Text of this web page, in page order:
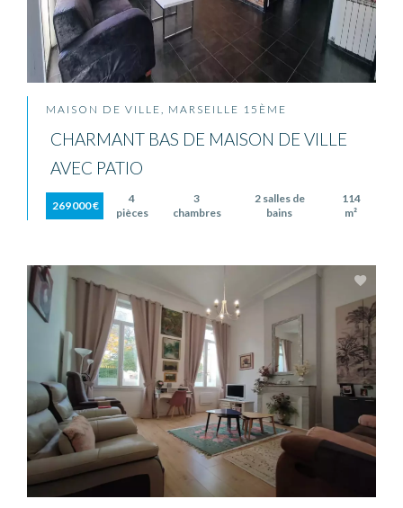
MAISON DE VILLE, MARSEILLE 15ÈME
CHARMANT BAS DE MAISON DE VILLE
AVEC PATIO
269 000 €
4
pièces
3
chambres
2 salles de
bains
114
m²